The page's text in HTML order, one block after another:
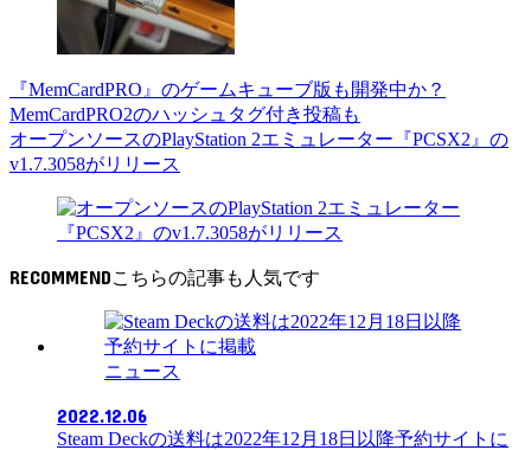
『MemCardPRO』のゲームキューブ版も開発中か？
MemCardPRO2のハッシュタグ付き投稿も
オープンソースのPlayStation 2エミュレーター『PCSX2』の
v1.7.3058がリリース
RECOMMEND
ニュース
2022.12.06
Steam Deckの送料は2022年12月18日以降予約サイトに